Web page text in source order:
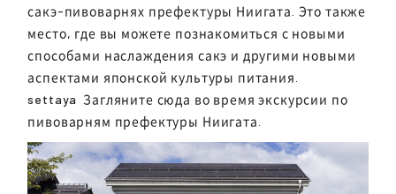
сакэ-пивоварнях префектуры Ниигата. Это также
место, где вы можете познакомиться с новыми
способами наслаждения сакэ и другими новыми
аспектами японской культуры питания.
settaya Загляните сюда во время экскурсии по
пивоварням префектуры Ниигата.